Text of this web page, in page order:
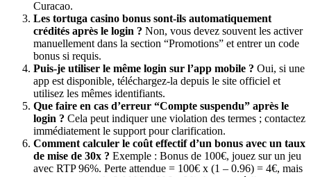
Curacao.
Les tortuga casino bonus sont-ils automatiquement
crédités après le login ? Non, vous devez souvent les activer
manuellement dans la section “Promotions” et entrer un code
bonus si requis.
Puis-je utiliser le même login sur l’app mobile ? Oui, si une
app est disponible, téléchargez-la depuis le site officiel et
utilisez les mêmes identifiants.
Que faire en cas d’erreur “Compte suspendu” après le
login ? Cela peut indiquer une violation des termes ; contactez
immédiatement le support pour clarification.
Comment calculer le coût effectif d’un bonus avec un taux
de mise de 30x ? Exemple : Bonus de 100€, jouez sur un jeu
avec RTP 96%. Perte attendue = 100€ x (1 – 0.96) = 4€, mais